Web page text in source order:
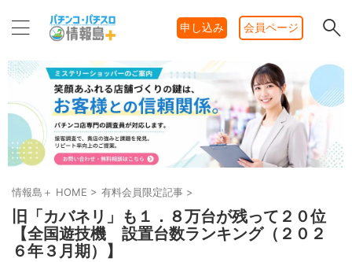
申し込み 会員ページ
情報島＋ HOME > 有料会員限定記事 >
旧「カバネリ」も１．８万台が残って２０位
【全国遊技機 設置台数ランキング（２０２
６年３月期）】